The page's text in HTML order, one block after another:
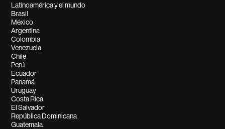
Latinoamérica y el mundo
Brasil
México
Argentina
Colombia
Venezuela
Chile
Perú
Ecuador
Panamá
Uruguay
Costa Rica
El Salvador
República Dominicana
Guatemala